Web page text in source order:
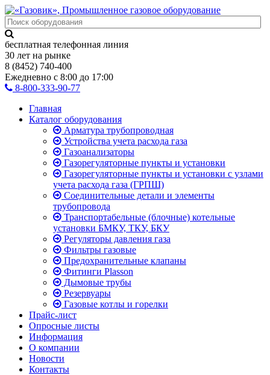
бесплатная телефонная линия
30 лет на рынке
8 (8452) 740-400
Ежедневно с 8:00 до 17:00
8-800-333-90-77
Главная
Каталог оборудования
Арматура трубопроводная
Устройства учета расхода газа
Газоанализаторы
Газорегуляторные пункты и установки
Газорегуляторные пункты и установки с узлами
учета расхода газа (ГРПШ)
Соединительные детали и элементы
трубопровода
Транспортабельные (блочные) котельные
установки БМКУ, ТКУ, БКУ
Регуляторы давления газа
Фильтры газовые
Предохранительные клапаны
Фитинги Plasson
Дымовые трубы
Резервуары
Газовые котлы и горелки
Прайс-лист
Опросные листы
Информация
О компании
Новости
Контакты